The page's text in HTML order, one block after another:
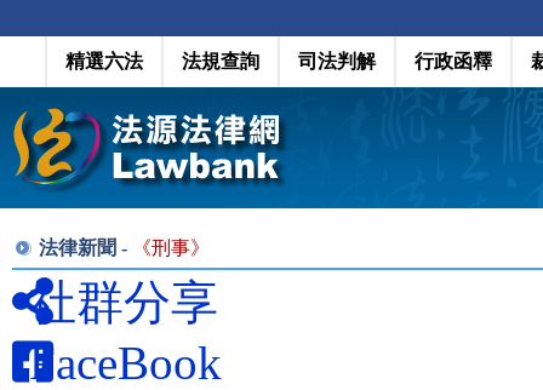
精選六法 法規查詢 司法判解 行政函釋
法律新聞 - 《刑事》
社群分享
FaceBook